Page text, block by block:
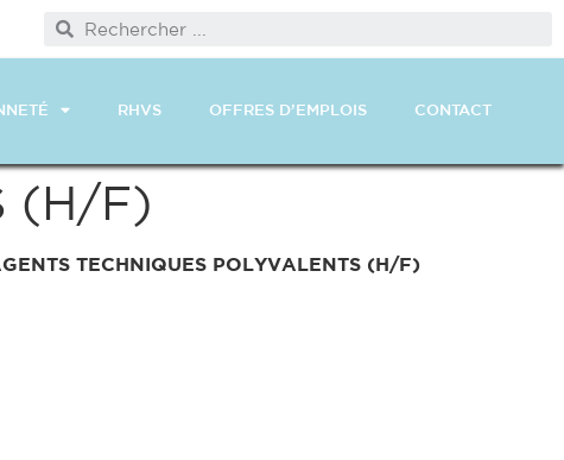
RHVS OFFRES D’EMPLOIS CONTACT
(H/F)
TECHNIQUES POLYVALENTS (H/F)